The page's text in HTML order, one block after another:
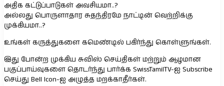
அதிக கட்டுப்பாடுகள் அவசியமா..?
அல்லது பொருளாதார சுதந்திரமே நாட்டின் வெற்றிக்கு
முக்கியமா..?
உங்கள் கருத்துகளை கமெண்டில் பகிர்ந்து கொள்ளுங்கள்.
இது போன்ற முக்கிய சுவிஸ் செய்திகள் மற்றும் ஆழமான
பகுப்பாய்வுகளை தொடர்ந்து பார்க்க SwissTamilTV-ஐ Subscribe
செய்து Bell Icon-ஐ அழுத்த மறக்காதீர்கள்.